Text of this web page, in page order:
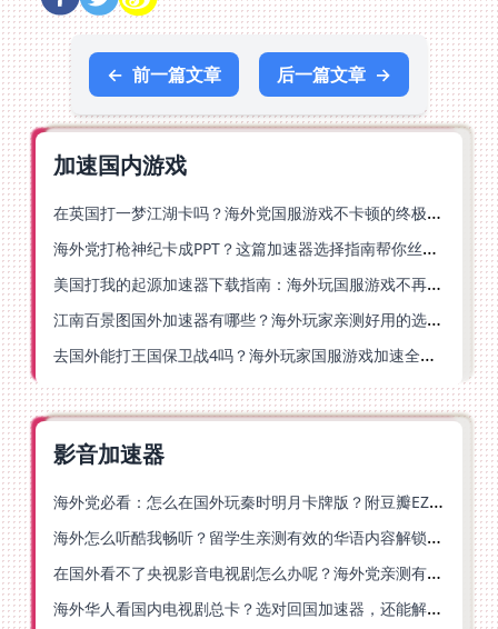
← 前一篇文章 后一篇文章 →
加速国内游戏
在英国打一梦江湖卡吗？海外党国服游戏不卡顿的终极解法
海外党打枪神纪卡成PPT？这篇加速器选择指南帮你丝滑上分
美国打我的起源加速器下载指南：海外玩国服游戏不再卡的终极方案
江南百景图国外加速器有哪些？海外玩家亲测好用的选择与避坑指南
去国外能打王国保卫战4吗？海外玩家国服游戏加速全攻略（附公主连结幻想江湖实测）
影音加速器
海外党必看：怎么在国外玩秦时明月卡牌版？附豆瓣EZCast地区限制破解法
海外怎么听酷我畅听？留学生亲测有效的华语内容解锁指南
在国外看不了央视影音电视剧怎么办呢？海外党亲测有效的回国加速方案
海外华人看国内电视剧总卡？选对回国加速器，还能解决菲律宾打不开反诈中心的问题